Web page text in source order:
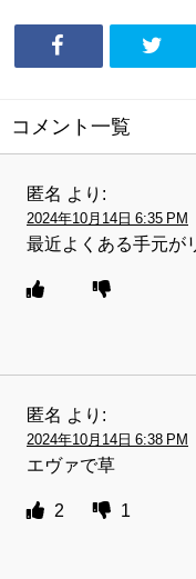
コメント一覧
匿名 より:
2024年10月14日 6:35 PM
最近よくある手元が
匿名 より:
2024年10月14日 6:38 PM
エヴァで草
2 1